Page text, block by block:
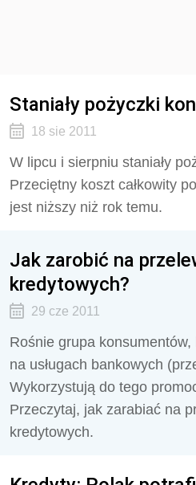
Staniały pożyczki
18 sie 2011
W lipcu i sierpniu staniały
Przeciętny koszt całkowity
jest niższy niż rok temu.
Jak zarobić na
kredytowych?
29 cze 2011
Rośnie grupa
na usługach bankowych
Wykorzystują do tego
Przeczytaj, jak zarabiać na
kredytowych.